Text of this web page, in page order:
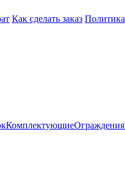
Как сделать заказ
КомплектующиеОграждения